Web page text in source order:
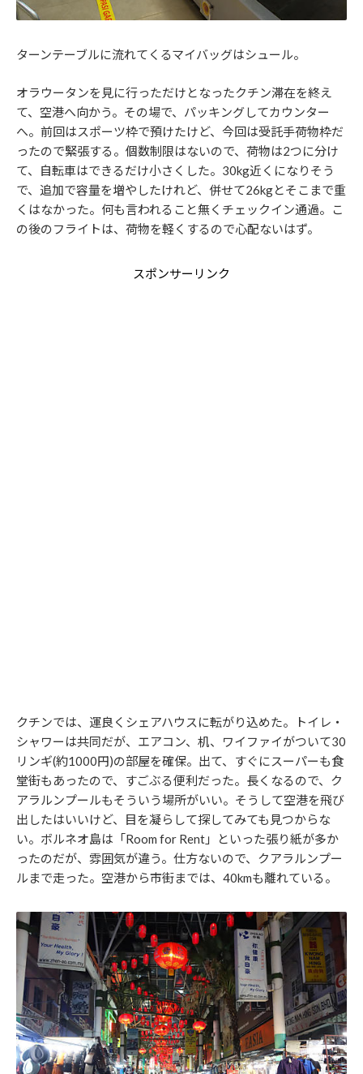
ターンテーブルに流れてくるマイバッグはシュール。
オラウータンを見に行っただけとなったクチン滞在を終え
て、空港へ向かう。その場で、パッキングしてカウンター
へ。前回はスポーツ枠で預けたけど、今回は受託手荷物枠だ
ったので緊張する。個数制限はないので、荷物は2つに分け
て、自転車はできるだけ小さくした。30kg近くになりそう
で、追加で容量を増やしたけれど、併せて26kgとそこまで重
くはなかった。何も言われること無くチェックイン通過。こ
の後のフライトは、荷物を軽くするので心配ないはず。
スポンサーリンク
クチンでは、運良くシェアハウスに転がり込めた。トイレ・
シャワーは共同だが、エアコン、机、ワイファイがついて30
リンギ(約1000円)の部屋を確保。出て、すぐにスーパーも食
堂街もあったので、すごぶる便利だった。長くなるので、ク
アラルンプールもそういう場所がいい。そうして空港を飛び
出したはいいけど、目を凝らして探してみても見つからな
い。ボルネオ島は「Room for Rent」といった張り紙が多か
ったのだが、雰囲気が違う。仕方ないので、クアラルンプー
ルまで走った。空港から市街までは、40kmも離れている。